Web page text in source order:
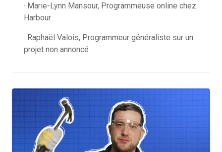
· Marie-Lynn Mansour, Programmeuse online chez
Harbour
· Raphaël Valois, Programmeur généraliste sur un
projet non annoncé